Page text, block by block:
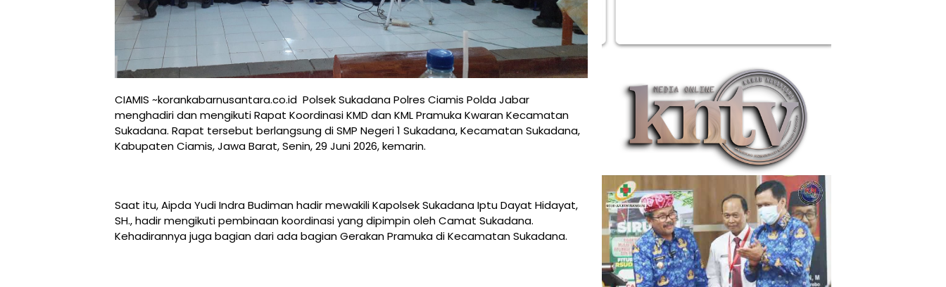
CIAMIS ~korankabarnusantara.co.id Polsek Sukadana Polres Ciamis Polda Jabar
menghadiri dan mengikuti Rapat Koordinasi KMD dan KML Pramuka Kwaran Kecamatan
Sukadana. Rapat tersebut berlangsung di SMP Negeri 1 Sukadana, Kecamatan Sukadana,
Kabupaten Ciamis, Jawa Barat, Senin, 29 Juni 2026, kemarin.
Saat itu, Aipda Yudi Indra Budiman hadir mewakili Kapolsek Sukadana Iptu Dayat Hidayat,
SH., hadir mengikuti pembinaan koordinasi yang dipimpin oleh Camat Sukadana.
Kehadirannya juga bagian dari ada bagian Gerakan Pramuka di Kecamatan Sukadana.